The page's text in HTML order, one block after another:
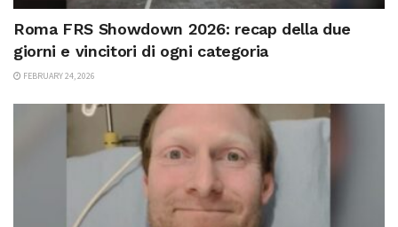
Roma FRS Showdown 2026: recap della due
giorni e vincitori di ogni categoria
FEBRUARY 24, 2026